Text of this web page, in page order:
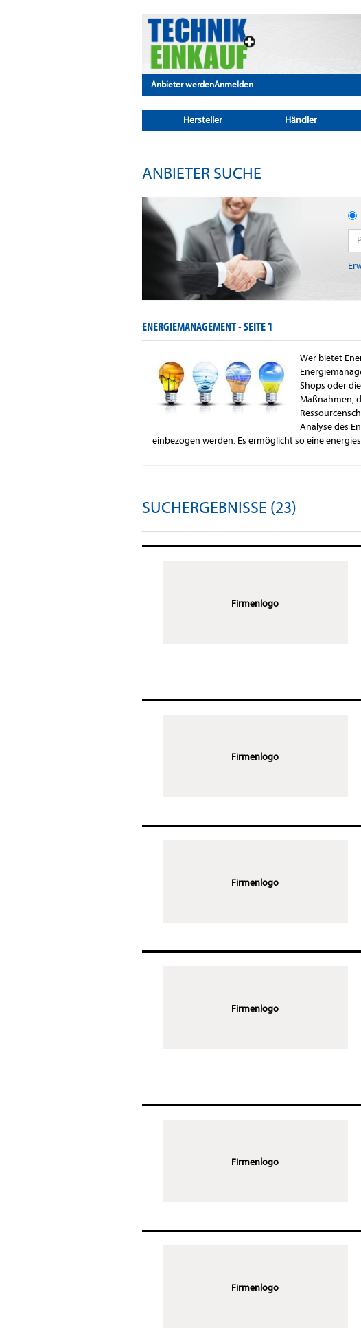
Anbieter werdenAnmelden
Hersteller Händler
ANBIETER SUCHE
ENERGIEMANAGEMENT -SEITE 1
Wer bietet
Shops oder
Maßnahmen,
Analyse des
einbezogen werden. Es ermöglicht so eine
SUCHERGEBNISSE (23)
Firmenlogo
Firmenlogo
Firmenlogo
Firmenlogo
Firmenlogo
Firmenlogo